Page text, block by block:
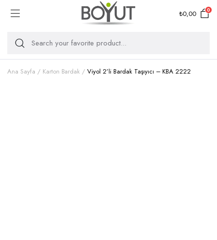
₺0,00 0
Ana Sayfa Karton Bardak Viyol 2’li Bardak Taşıyıcı – KBA 2222